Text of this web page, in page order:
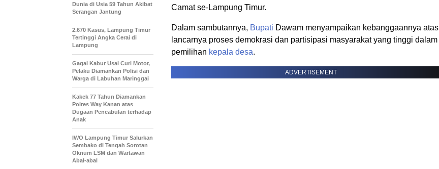
Camat se-Lampung Timur.
Dalam sambutannya, Bupati Dawam menyampaikan kebanggaannya atas
lancarnya proses demokrasi dan partisipasi masyarakat yang tinggi dalam
pemilihan kepala desa.
ADVERTISEMENT
Dunia di Usia 59 Tahun Akibat
Serangan Jantung
2.670 Kasus, Lampung Timur
Tertinggi Angka Cerai di
Lampung
Gagal Kabur Usai Curi Motor,
Pelaku Diamankan Polisi dan
Warga di Labuhan Maringgai
Kakek 77 Tahun Diamankan
Polres Way Kanan atas
Dugaan Pencabulan terhadap
Anak
IWO Lampung Timur Salurkan
Sembako di Tengah Sorotan
Oknum LSM dan Wartawan
Abal-abal